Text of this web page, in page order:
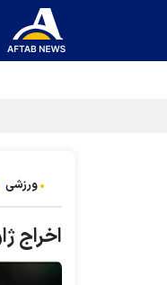
ورزشی
اخراج